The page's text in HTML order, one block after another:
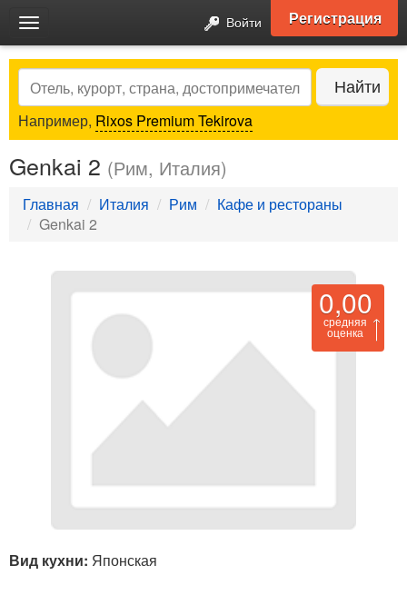
Toggle
navigation
Войти Регистрация
Search Найти
Например, Rixos Premium Tekirova
Genkai 2 (Рим, Италия)
Главная Италия Рим
Кафе и рестораны
Genkai 2
0,00
средняя
оценка
Вид кухни: Японская